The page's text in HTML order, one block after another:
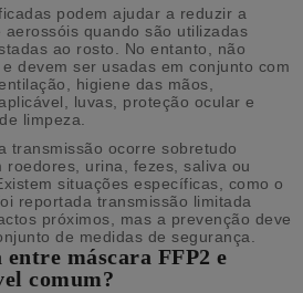
podem ajudar a reduzir a
quando são utilizadas
ao rosto. No entanto, não
devem ser usadas em conjunto com
higiene das mãos,
luvas, proteção ocular e
limpeza.
transmissão ocorre sobretudo
roedores, urina, fezes, saliva ou
situações específicas, como o
reportada transmissão limitada
próximos, mas a prevenção deve
de medidas de segurança.
máscara FFP2 e
comum?